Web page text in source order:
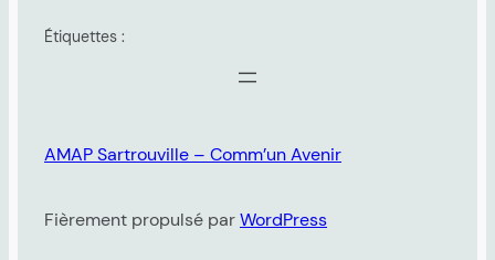
Étiquettes :
AMAP Sartrouville – Comm’un Avenir
Fièrement propulsé parWordPress